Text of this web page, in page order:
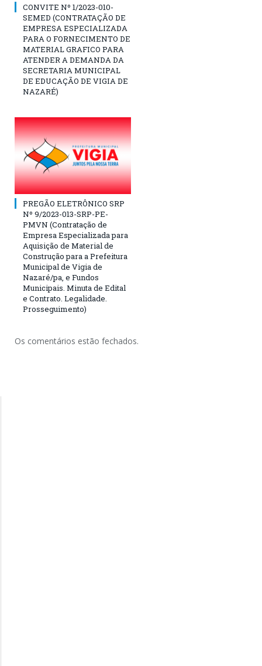
CONVITE Nº 1/2023-010-
SEMED (CONTRATAÇÃO DE
EMPRESA ESPECIALIZADA
PARA O FORNECIMENTO DE
MATERIAL GRAFICO PARA
ATENDER A DEMANDA DA
SECRETARIA MUNICIPAL
DE EDUCAÇÃO DE VIGIA DE
NAZARÉ)
PREGÃO ELETRÔNICO SRP
Nº 9/2023-013-SRP-PE-
PMVN (Contratação de
Empresa Especializada para
Aquisição de Material de
Construção para a Prefeitura
Municipal de Vigia de
Nazaré/pa, e Fundos
Municipais. Minuta de Edital
e Contrato. Legalidade.
Prosseguimento)
Os comentários estão fechados.